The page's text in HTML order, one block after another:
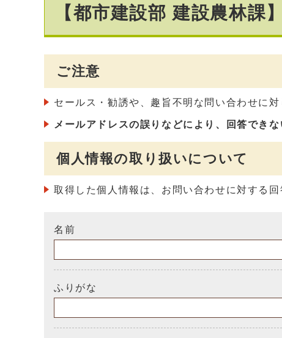
【都市建設部 建設農林課
ご注意
セールス・勧誘や、趣旨不明な問い合わせに
メールアドレスの誤りなどにより、回答でき
個人情報の取り扱いについて
取得した個人情報は、お問い合わせに対する
名前
ふりがな